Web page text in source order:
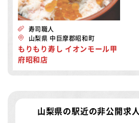
寿司職人
山梨県 中巨摩郡昭和町
もりもり寿し イオンモール甲
府昭和店
山梨県の駅近の非公開求人